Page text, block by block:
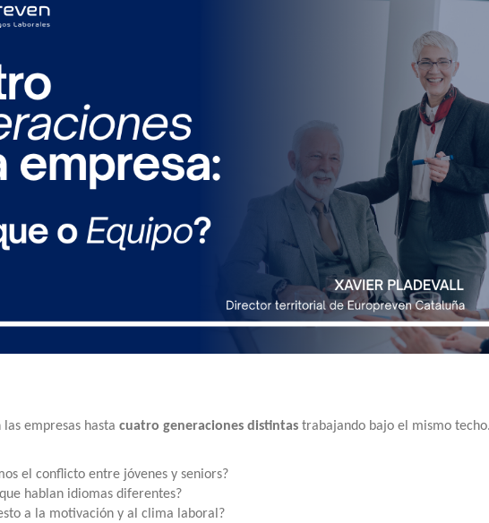
empresas hasta cuatro generaciones distintas trabajando bajo el mismo
el conflicto entre jóvenes y seniors?
hablan idiomas diferentes?
a la motivación y al clima laboral?